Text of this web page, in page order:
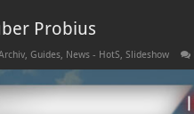
Probius
, Guides, News - HotS, Slideshow